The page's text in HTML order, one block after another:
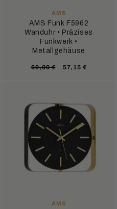
ANBIETER:
AMS
AMS Funk F5962
Wanduhr • Präzises
Funkwerk •
Metallgehäuse
Normaler
69,00 € 57,15 €
ANBIETER:
AMS